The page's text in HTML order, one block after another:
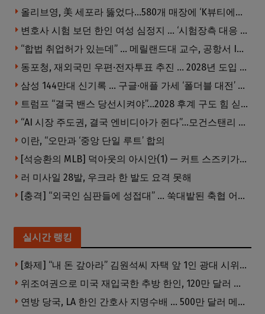
올리브영, 美 세포라 뚫었다…580개 매장에 ‘K뷰티에딧’ 론칭
변호사 시험 보던 한인 여성 심정지 … ‘시험장측 대응 부적절’ 소송
“합법 취업허가 있는데” … 메릴랜드대 교수, 공항서 ICE에 체포, 구금 중
동포청, 재외국민 우편·전자투표 추진 … 2028년 도입 목표
삼성 144만대 신기록 … 구글·애플 가세 ‘폴더블 대전’ 열린다
트럼프 “결국 밴스 당선시켜야”…2028 후계 구도 힘 싣나
“AI 시장 주도권, 결국 엔비디아가 쥔다”…모건스탠리 장담
이란, “오만과 ‘중앙 단일 루트’ 합의
[석승환의 MLB] 덕아웃의 아시안(1) — 커트 스즈키가 우리에게 묻는 것
러 미사일 28발, 우크라 한 발도 요격 못해
[충격] “외국인 심판들에 성접대” … 쑥대밭된 축협 어디까지 추락하나
실시간 랭킹
[화제] “내 돈 갚아라” 김원석씨 자택 앞 1인 광대 시위 … 한인 투자사, “108만 달러 못받아”
위조여권으로 미국 재입국한 추방 한인, 120만 달러 은행 사기 행각
연방 당국, LA 한인 간호사 지명수배 … 500만 달러 메디캐어 사기, 선고 직전 한국 도주